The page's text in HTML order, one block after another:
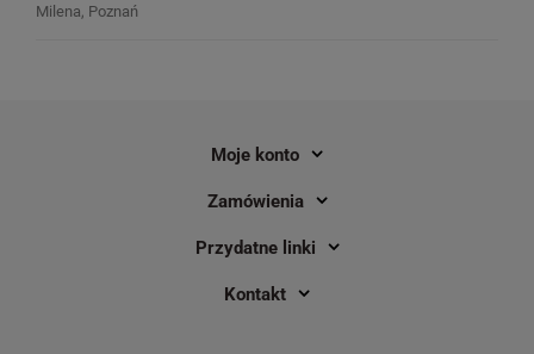
Milena, Poznań
Moje konto
Zamówienia
Przydatne linki
Kontakt